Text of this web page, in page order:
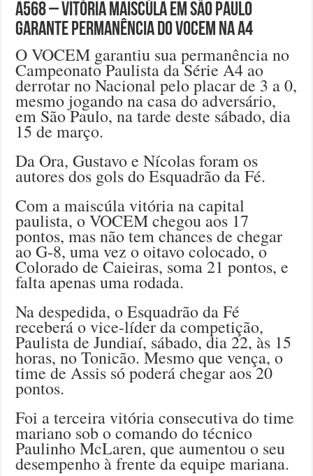
A568 – Vitória maiscúla em São Paulo
garante permanência do VOCEM na A4
O VOCEM garantiu sua permanência no
Campeonato Paulista da Série A4 ao
derrotar no Nacional pelo placar de 3 a 0,
mesmo jogando na casa do adversário,
em São Paulo, na tarde deste sábado, dia
15 de março.
Da Ora, Gustavo e Nícolas foram os
autores dos gols do Esquadrão da Fé.
Com a maiscúla vitória na capital
paulista, o VOCEM chegou aos 17
pontos, mas não tem chances de chegar
ao G-8, uma vez o oitavo colocado, o
Colorado de Caieiras, soma 21 pontos, e
falta apenas uma rodada.
Na despedida, o Esquadrão da Fé
receberá o vice-líder da competição,
Paulista de Jundiaí, sábado, dia 22, às 15
horas, no Tonicão. Mesmo que vença, o
time de Assis só poderá chegar aos 20
pontos.
Foi a terceira vitória consecutiva do time
mariano sob o comando do técnico
Paulinho McLaren, que aumentou o seu
desempenho à frente da equipe mariana.